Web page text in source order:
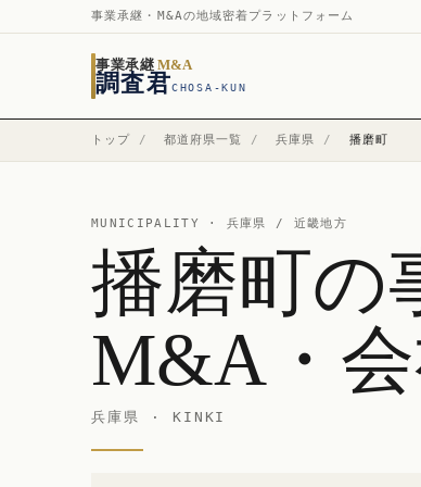
事業承継・M&Aの地域密着プラットフォーム
事業承継 M&A
調査君CHOSA-KUN
トップ / 都道府県一覧 / 兵庫県 / 播磨町
MUNICIPALITY · 兵庫県 / 近畿地方
播磨町の
M&A・
兵庫県 · KINKI